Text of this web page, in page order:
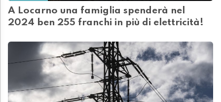
A Locarno una famiglia spenderà nel
2024 ben 255 franchi in più di elettricità!